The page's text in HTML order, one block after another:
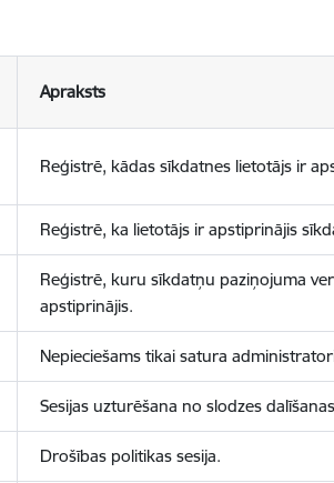
Apraksts
Reģistrē, kādas sīkdatnes lietotājs ir
Reģistrē, ka lietotājs ir apstiprinājis
Reģistrē, kuru sīkdatņu paziņojuma
apstiprinājis.
Nepieciešams tikai satura
Sesijas uzturēšana no slodzes
Drošības politikas sesija.